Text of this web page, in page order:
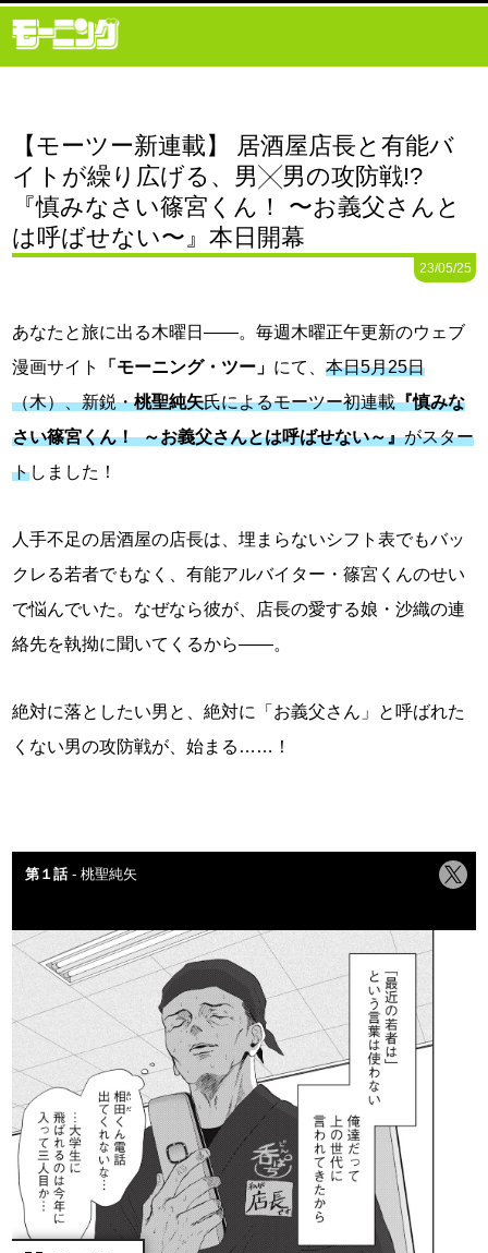
【モーツー新連載】 居酒屋店長と有能バ
イトが繰り広げる、男╳男の攻防戦!?
『慎みなさい篠宮くん！ 〜お義父さんと
は呼ばせない〜』本日開幕
23/05/25
あなたと旅に出る木曜日——。毎週木曜正午更新のウェブ
漫画サイト
「モーニング・ツー」 にて、本日5月25日
（木）、新鋭・桃聖純矢氏によるモーツー初連載『慎みな
さい篠宮くん！ ～お義父さんとは呼ばせない～』がスター
トしました！
人手不足の居酒屋の店長は、埋まらないシフト表でもバッ
クレる若者でもなく、有能アルバイター・篠宮くんのせい
で悩んでいた。なぜなら彼が、店長の愛する娘・沙織の連
絡先を執拗に聞いてくるから——。
絶対に落としたい男と、絶対に「お義父さん」と呼ばれた
くない男の攻防戦が、始まる……！